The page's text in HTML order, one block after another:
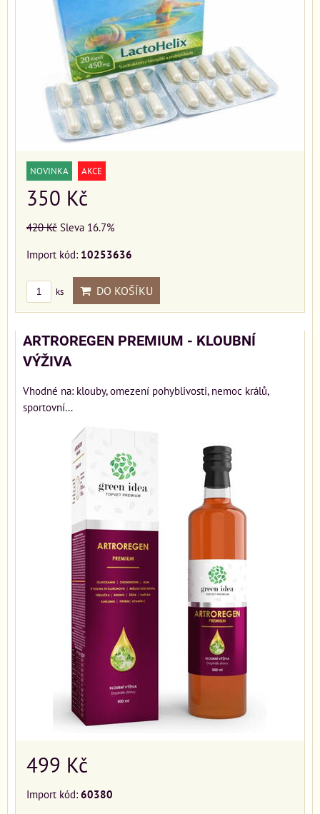
NOVINKA AKCE
350 Kč
420 Kč Sleva 16.7%
Import kód: 10253636
ks DO KOŠÍKU
ARTROREGEN PREMIUM - KLOUBNÍ
VÝŽIVA
Vhodné na: klouby, omezení pohyblivosti, nemoc králů,
sportovní...
499 Kč
Import kód: 60380